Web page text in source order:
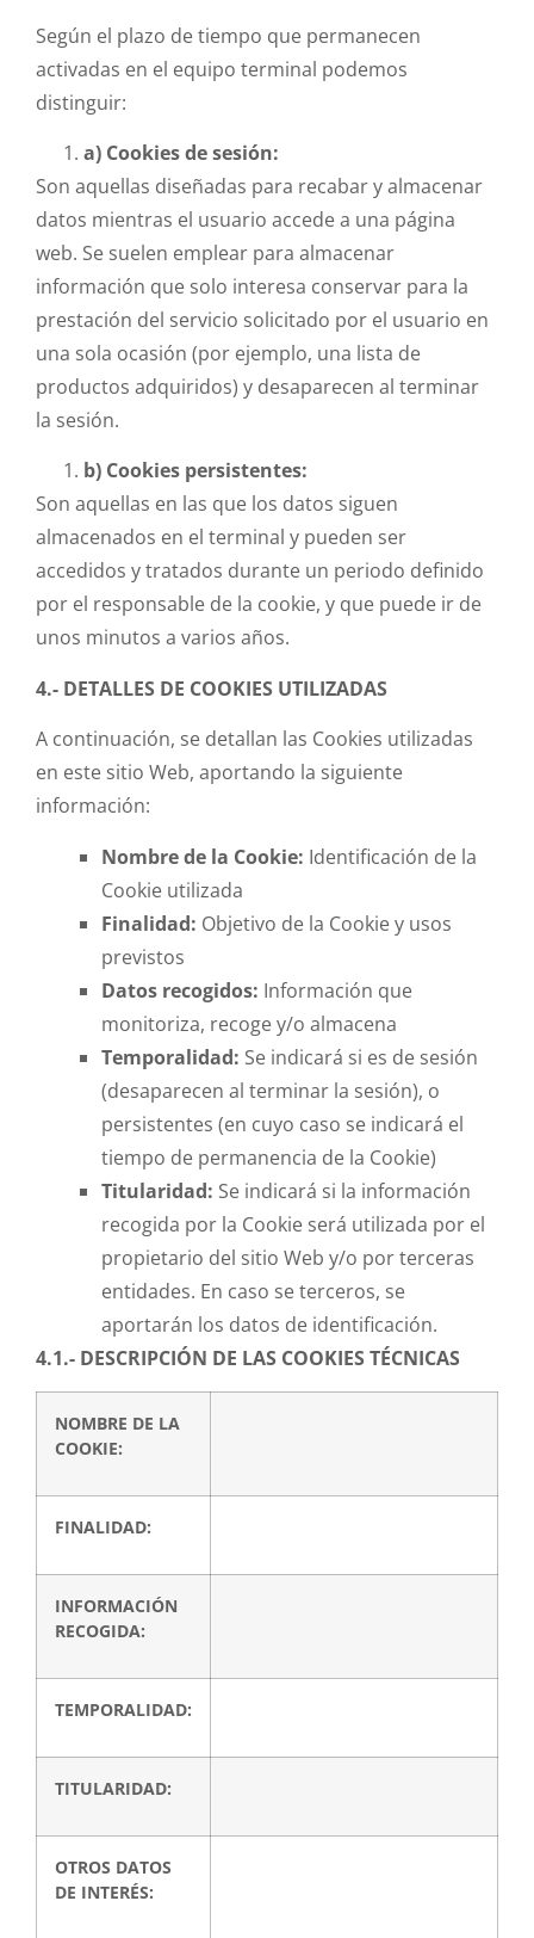
Según el plazo de tiempo que permanecen
activadas en el equipo terminal podemos
distinguir:
a) Cookies de sesión:
Son aquellas diseñadas para recabar y almacenar
datos mientras el usuario accede a una página
web. Se suelen emplear para almacenar
información que solo interesa conservar para la
prestación del servicio solicitado por el usuario en
una sola ocasión (por ejemplo, una lista de
productos adquiridos) y desaparecen al terminar
la sesión.
b) Cookies persistentes:
Son aquellas en las que los datos siguen
almacenados en el terminal y pueden ser
accedidos y tratados durante un periodo definido
por el responsable de la cookie, y que puede ir de
unos minutos a varios años.
4.- DETALLES DE COOKIES UTILIZADAS
A continuación, se detallan las Cookies utilizadas
en este sitio Web, aportando la siguiente
información:
Nombre de la Cookie: Identificación de la
Cookie utilizada
Finalidad: Objetivo de la Cookie y usos
previstos
Datos recogidos: Información que
monitoriza, recoge y/o almacena
Temporalidad: Se indicará si es de sesión
(desaparecen al terminar la sesión), o
persistentes (en cuyo caso se indicará el
tiempo de permanencia de la Cookie)
Titularidad: Se indicará si la información
recogida por la Cookie será utilizada por el
propietario del sitio Web y/o por terceras
entidades. En caso se terceros, se
aportarán los datos de identificación.
4.1.- DESCRIPCIÓN DE LAS COOKIES TÉCNICAS
NOMBRE DE LA
COOKIE:
FINALIDAD:
INFORMACIÓN
RECOGIDA:
TEMPORALIDAD:
TITULARIDAD:
OTROS DATOS
DE INTERÉS: